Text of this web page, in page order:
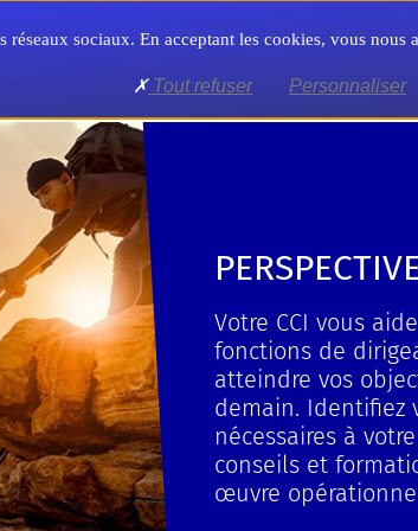
Territoire Formation
la vie de son entreprise perspective croissance
Votre CCI vous
fonctions de
atteindre vos
demain. Identifiez
nécessaires à
conseils et
œuvre
sociaux. En acceptant les cookies, vous nous
Tout refuser Personnaliser